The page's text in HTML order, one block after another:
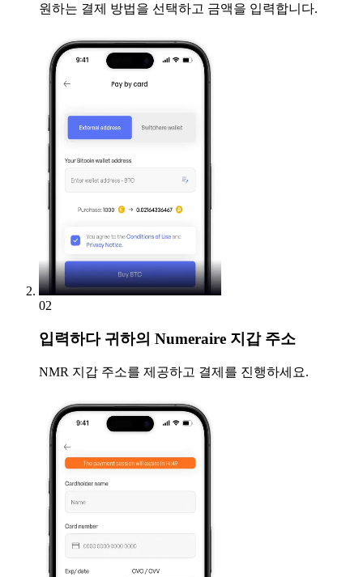
원하는 결제 방법을 선택하고 금액을 입력합니다.
02
입력하다귀하의 Numeraire 지갑 주소
NMR 지갑 주소를 제공하고 결제를 진행하세요.